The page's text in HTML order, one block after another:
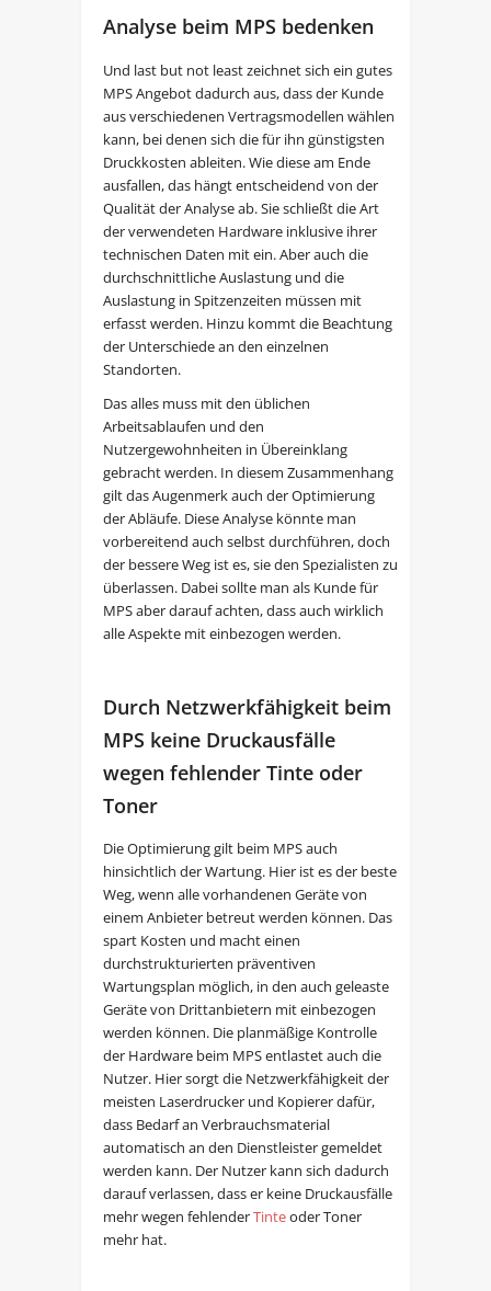
Analyse beim MPS bedenken
Und last but not least zeichnet sich ein gutes
MPS Angebot dadurch aus, dass der Kunde
aus verschiedenen Vertragsmodellen wählen
kann, bei denen sich die für ihn günstigsten
Druckkosten ableiten. Wie diese am Ende
ausfallen, das hängt entscheidend von der
Qualität der Analyse ab. Sie schließt die Art
der verwendeten Hardware inklusive ihrer
technischen Daten mit ein. Aber auch die
durchschnittliche Auslastung und die
Auslastung in Spitzenzeiten müssen mit
erfasst werden. Hinzu kommt die Beachtung
der Unterschiede an den einzelnen
Standorten.
Das alles muss mit den üblichen
Arbeitsablaufen und den
Nutzergewohnheiten in Übereinklang
gebracht werden. In diesem Zusammenhang
gilt das Augenmerk auch der Optimierung
der Abläufe. Diese Analyse könnte man
vorbereitend auch selbst durchführen, doch
der bessere Weg ist es, sie den Spezialisten zu
überlassen. Dabei sollte man als Kunde für
MPS aber darauf achten, dass auch wirklich
alle Aspekte mit einbezogen werden.
Durch Netzwerkfähigkeit beim
MPS keine Druckausfälle
wegen fehlender Tinte oder
Toner
Die Optimierung gilt beim MPS auch
hinsichtlich der Wartung. Hier ist es der beste
Weg, wenn alle vorhandenen Geräte von
einem Anbieter betreut werden können. Das
spart Kosten und macht einen
durchstrukturierten präventiven
Wartungsplan möglich, in den auch geleaste
Geräte von Drittanbietern mit einbezogen
werden können. Die planmäßige Kontrolle
der Hardware beim MPS entlastet auch die
Nutzer. Hier sorgt die Netzwerkfähigkeit der
meisten Laserdrucker und Kopierer dafür,
dass Bedarf an Verbrauchsmaterial
automatisch an den Dienstleister gemeldet
werden kann. Der Nutzer kann sich dadurch
darauf verlassen, dass er keine Druckausfälle
mehr wegen fehlenderTinteoder Toner
mehr hat.